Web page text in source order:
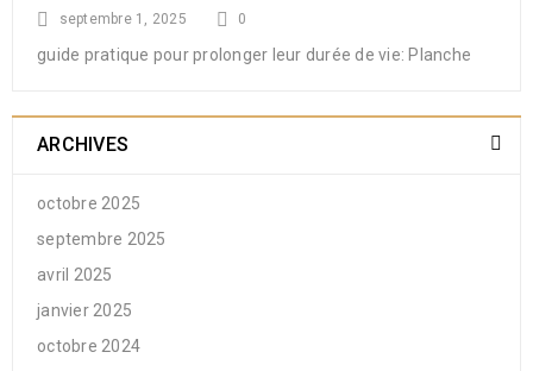
septembre 1, 2025 0
guide pratique pour prolonger leur durée de vie: Planche
ARCHIVES
octobre 2025
septembre 2025
avril 2025
janvier 2025
octobre 2024